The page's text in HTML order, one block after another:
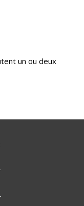
un ou deux